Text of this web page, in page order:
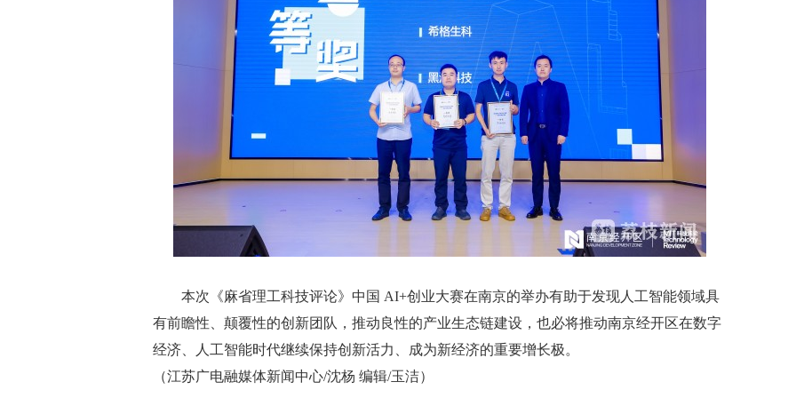
本次《麻省理工科技评论》中国 AI+创业大赛在南京的举办有助于发现人工智能领域具
有前瞻性、颠覆性的创新团队，推动良性的产业生态链建设，也必将推动南京经开区在数字
经济、人工智能时代继续保持创新活力、成为新经济的重要增长极。
（江苏广电融媒体新闻中心/沈杨 编辑/玉洁）